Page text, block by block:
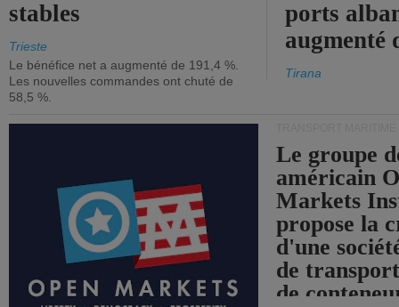
stables
Trieste
Le bénéfice net a augmenté de 191,4 %.
Les nouvelles commandes ont chuté de
58,5 %.
ports
augmenté
Tirana
Le groupe
américain
Markets
propose la
d'une
de
de